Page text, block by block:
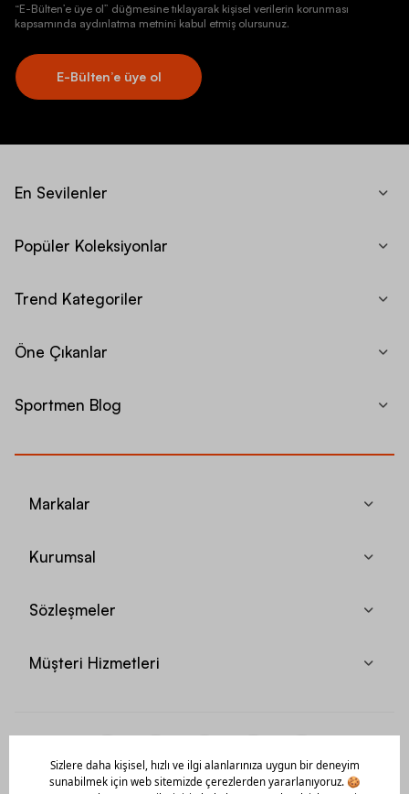
“E-Bülten’e üye ol” düğmesine tıklayarak kişisel verilerin korunması
kapsamında aydınlatma metnini kabul etmiş olursunuz.
E-Bülten’e üye ol
En Sevilenler
Popüler Koleksiyonlar
Trend Kategoriler
Öne Çıkanlar
Sportmen Blog
Markalar
Kurumsal
Sözleşmeler
Müşteri Hizmetleri